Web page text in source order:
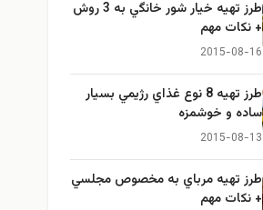
طرز تهيه خیار شور خانگي به 3 روش
+ نكات مهم
2015-08-16
طرز تهيه 8 نوع غذاي رژيمي بسيار
ساده و خوشمزه
2015-08-13
طرز تهيه مرباي به مخصوص مجلسي
+ نكات مهم